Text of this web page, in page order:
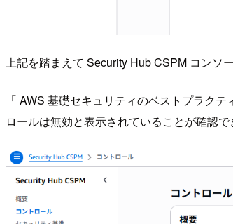
上記を踏まえて Security Hub CSPM コンソ
「 AWS 基礎セキュリティのベストプラク
ロールは無効と表示されていることが確認で